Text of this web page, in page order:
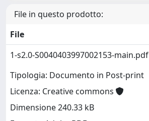
File in questo prodotto:
File
1-s2.0-S0040403997002153-main.pdf
Tipologia: Documento in Post-print
Licenza: Creative commons
Dimensione 240.33 kB